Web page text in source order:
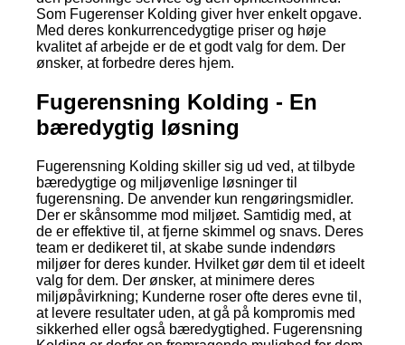
Som Fugerenser Kolding giver hver enkelt opgave.
Med deres konkurrencedygtige priser og høje
kvalitet af arbejde er de et godt valg for dem. Der
ønsker, at forbedre deres hjem.
Fugerensning Kolding - En
bæredygtig løsning
Fugerensning Kolding skiller sig ud ved, at tilbyde
bæredygtige og miljøvenlige løsninger til
fugerensning. De anvender kun rengøringsmidler.
Der er skånsomme mod miljøet. Samtidig med, at
de er effektive til, at fjerne skimmel og snavs. Deres
team er dedikeret til, at skabe sunde indendørs
miljøer for deres kunder. Hvilket gør dem til et ideelt
valg for dem. Der ønsker, at minimere deres
miljøpåvirkning; Kunderne roser ofte deres evne til,
at levere resultater uden, at gå på kompromis med
sikkerhed eller også bæredygtighed. Fugerensning